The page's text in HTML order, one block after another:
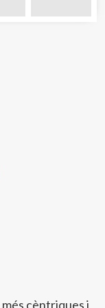
més cèntriques i
l'usuari.